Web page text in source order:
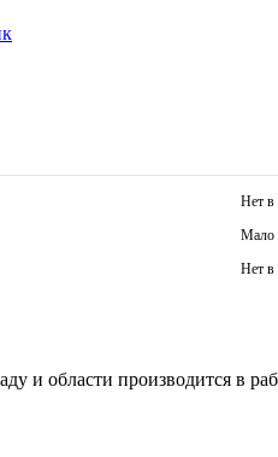
Нет в
Мало
Нет в
и области производится в